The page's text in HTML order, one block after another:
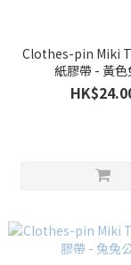
Clothes-pin Miki
紙膠帶 - 黃色